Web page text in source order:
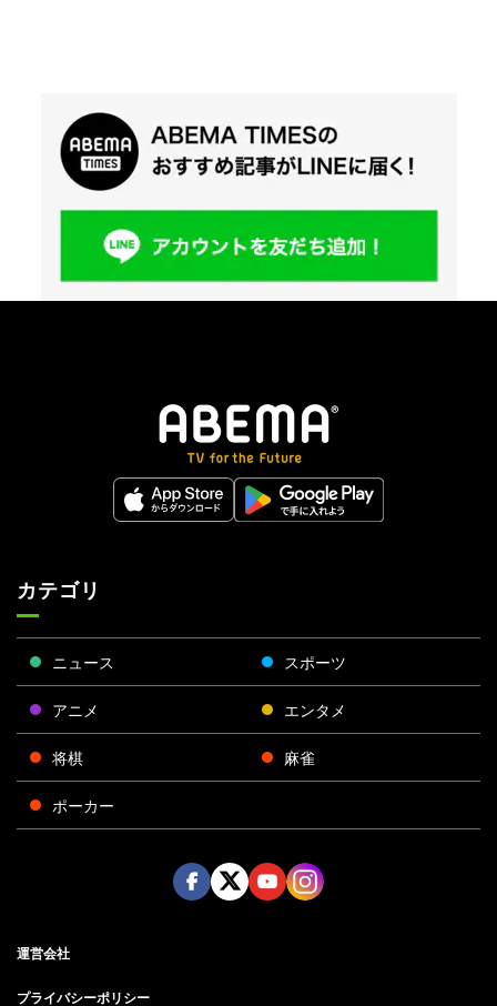
カテゴリ
ニュース スポーツ
アニメ エンタメ
将棋 麻雀
ポーカー
運営会社
プライバシーポリシー